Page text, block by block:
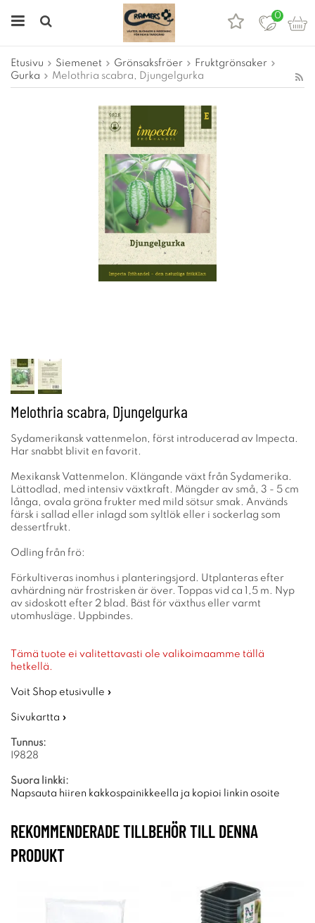
0
Etusivu Siemenet Grönsaksfröer
Fruktgrönsaker
Gurka
Melothria scabra, Djungelgurka
Melothria scabra, Djungelgurka
Sydamerikansk vattenmelon, först introducerad av Impecta.
Har snabbt blivit en favorit.
Mexikansk Vattenmelon. Klängande växt från Sydamerika.
Lättodlad, med intensiv växtkraft. Mängder av små, 3 - 5 cm
långa, ovala gröna frukter med mild sötsur smak. Används
färsk i sallad eller inlagd som syltlök eller i sockerlag som
dessertfrukt.
Odling från frö:
Förkultiveras inomhus i planteringsjord. Utplanteras efter
avhärdning när frostrisken är över. Toppas vid ca 1,5 m. Nyp
av sidoskott efter 2 blad. Bäst för växthus eller varmt
utomhusläge. Uppbindes.
Tämä tuote ei valitettavasti ole valikoimaamme tällä
hetkellä.
Voit Shop etusivulle »
Sivukartta »
Tunnus:
I9828
Suora linkki:
Napsauta hiiren kakkospainikkeella ja kopioi linkin osoite
REKOMMENDERADE TILLBEHÖR TILL DENNA
PRODUKT